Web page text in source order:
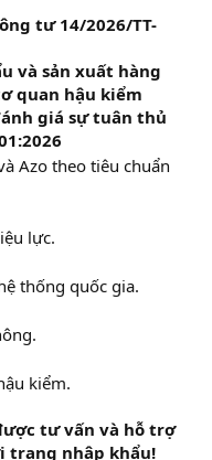
tư 14/2026/TT-
và sản xuất hàng
quan hậu kiểm
giá sự tuân thủ
Azo theo tiêu chuẩn
lực.
thống quốc gia.
kiểm.
tư vấn và hỗ trợ
trang nhập khẩu!